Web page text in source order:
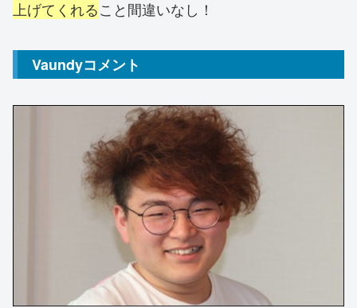
上げてくれること間違いなし！
Vaundyコメント